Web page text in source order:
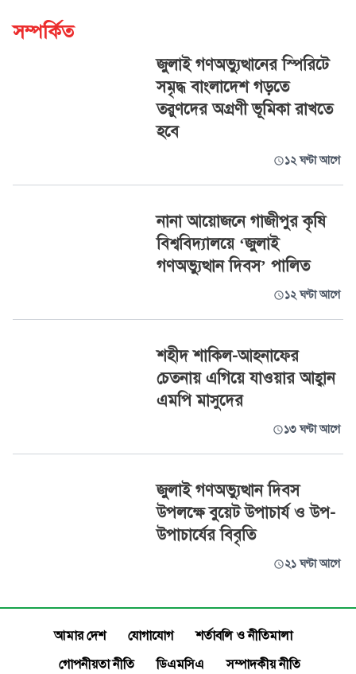
সম্পর্কিত
জুলাই গণঅভ্যুত্থানের স্পিরিটে
সমৃদ্ধ বাংলাদেশ গড়তে
তরুণদের অগ্রণী ভূমিকা রাখতে
হবে
১২ ঘণ্টা আগে
নানা আয়োজনে গাজীপুর কৃষি
বিশ্ববিদ্যালয়ে ‘জুলাই
গণঅভ্যুত্থান দিবস’ পালিত
১২ ঘণ্টা আগে
শহীদ শাকিল-আহনাফের
চেতনায় এগিয়ে যাওয়ার আহ্বান
এমপি মাসুদের
১৩ ঘণ্টা আগে
জুলাই গণঅভ্যুত্থান দিবস
উপলক্ষে বুয়েট উপাচার্য ও উপ-
উপাচার্যের বিবৃতি
২১ ঘণ্টা আগে
আমার দেশ যোগাযোগ
শর্তাবলি ও নীতিমালা
গোপনীয়তা নীতি
ডিএমসিএ সম্পাদকীয় নীতি